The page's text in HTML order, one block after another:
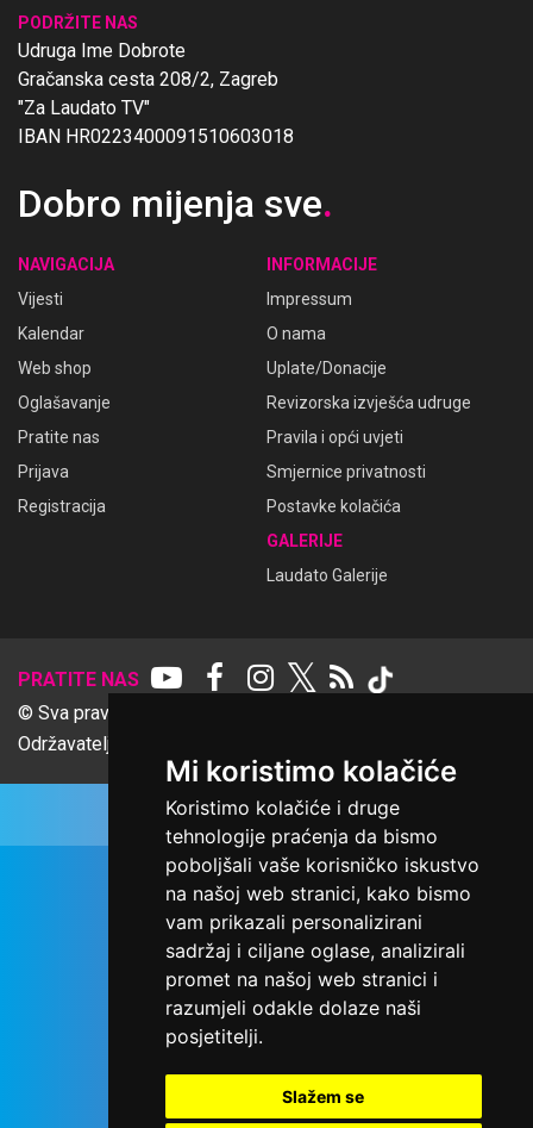
Mi koristimo kolačiće
Koristimo kolačiće i druge
tehnologije praćenja da bismo
poboljšali vaše korisničko iskustvo
na našoj web stranici, kako bismo
vam prikazali personalizirani
sadržaj i ciljane oglase, analizirali
promet na našoj web stranici i
razumjeli odakle dolaze naši
posjetitelji.
Slažem se
PODRŽITE NAS
Udruga Ime Dobrote
Gračanska cesta 208/2, Zagreb
"Za Laudato TV"
IBAN HR0223400091510603018
Dobro mijenja sve.
NAVIGACIJA
Vijesti
Kalendar
Web shop
Oglašavanje
Pratite nas
Prijava
Registracija
INFORMACIJE
Impressum
O nama
Uplate/Donacije
Revizorska izvješća udruge
Pravila i opći uvjeti
Smjernice privatnosti
Postavke kolačića
GALERIJE
Laudato Galerije
PRATITE NAS 𝕏
© Sva prava pridržana Udruga Ime dobrote
Održavatelj Netcom d.o.o., Riva 6, Rijeka